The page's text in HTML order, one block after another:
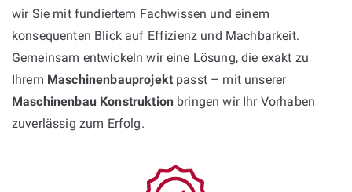
wir Sie mit fundiertem Fachwissen und einem
konsequenten Blick auf Effizienz und Machbarkeit.
Gemeinsam entwickeln wir eine Lösung, die exakt zu
Ihrem Maschinenbauprojekt passt – mit unserer
Maschinenbau Konstruktion bringen wir Ihr Vorhaben
zuverlässig zum Erfolg.